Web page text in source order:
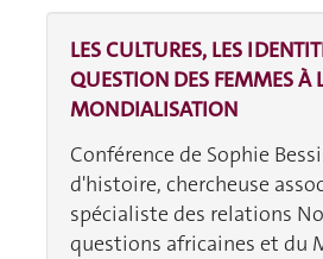
LES CULTURES, LES
QUESTION DES FEMMES À
MONDIALISATION
Conférence de Sophie
d'histoire, chercheuse
spécialiste des relations
questions africaines et du